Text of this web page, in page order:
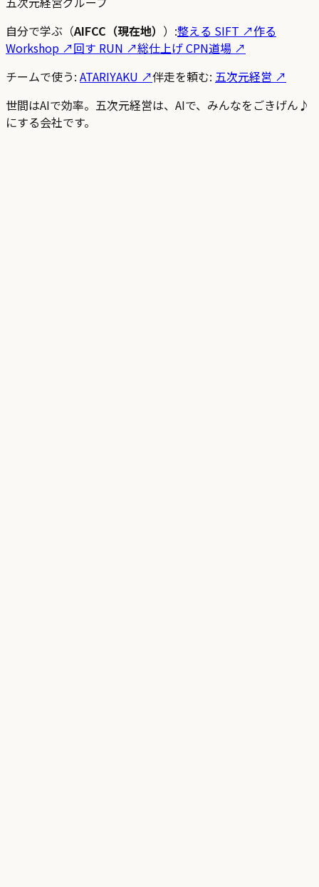
自分で学ぶ（AIFCC（現在地） ）:整える SIFT ↗作る
Workshop ↗回す RUN ↗総仕上げ CPN道場 ↗
チームで使う: ATARIYAKU ↗伴走を頼む: 五次元経営 ↗
世間はAIで効率。五次元経営は、AIで、みんなをごきげん♪
にする会社です。